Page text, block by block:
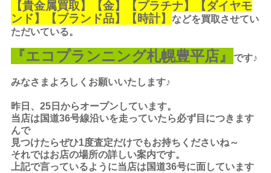
【貴金属買取 】【金】【プラチナ】【ダイヤモ
ンド】【ブランド品】【時計】などを買取させてい
ただいている。
『エコプランニング札幌豊平店』です♪
みなさまよろしくお願いいたします♪
昨日、25日からオープンしています。
当店は国道36号線沿いを走っていたら必ず目につきます
んで
見つけたらぜひ1度査定だけでもお持ちくださいね～
それではお店の場所の詳しい案内です。
上記で言っているように当店は国道36号に面しています